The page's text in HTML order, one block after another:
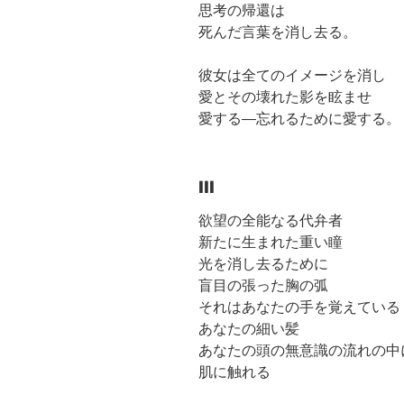
思考の帰還は
死んだ言葉を消し去る。
彼女は全てのイメージを消し
愛とその壊れた影を眩ませ
愛する―忘れるために愛する。
III
欲望の全能なる代弁者
新たに生まれた重い瞳
光を消し去るために
盲目の張った胸の弧
それはあなたの手を覚えている
あなたの細い髪
あなたの頭の無意識の流れの
肌に触れる